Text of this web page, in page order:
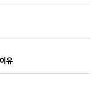
유